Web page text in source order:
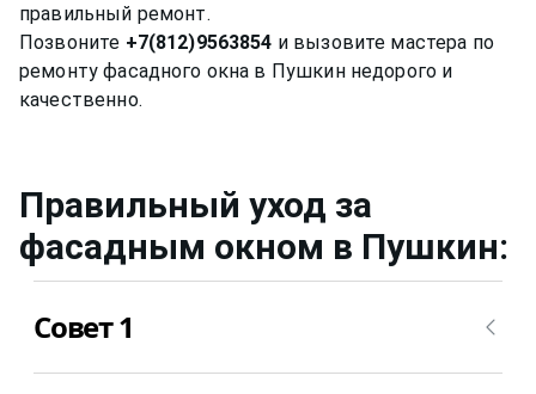
правильный ремонт.
Позвоните +7(812)9563854 и вызовите мастера по
ремонту фасадного окна в Пушкин недорого и
Правильный уход за
фасадным окном в Пушкин:
Совет 1